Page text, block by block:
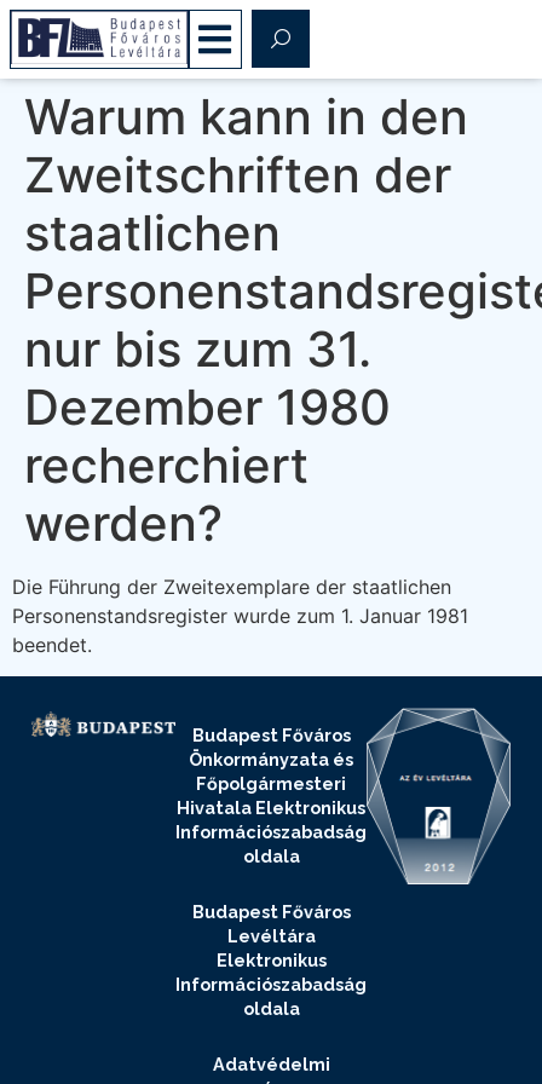
Warum kann in den
Zweitschriften der
staatlichen
nur bis zum 31.
Dezember 1980
recherchiert
werden?
Die Führung der Zweitexemplare der staatlichen
Personenstandsregister wurde zum 1. Januar 1981
beendet.
Budapest Főváros
Önkormányzata és
Főpolgármesteri
Hivatala Elektronikus
Információszabadság
oldala
Budapest Főváros
Levéltára
Elektronikus
Információszabadság
oldala
Adatvédelmi